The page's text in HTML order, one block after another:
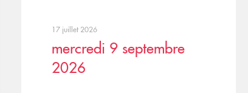
17 juillet 2026
mercredi 9 septembre
2026